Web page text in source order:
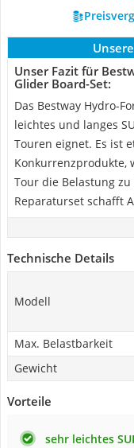
Unser Fazit für
Glider Board-Set:
Das Bestway Hydro-
leichtes und langes
Touren eignet. Es ist
Konkurrenzprodukte,
Tour die Belastung
Reparaturset schafft
Technische Details
Modell
Max. Belastbarkeit
Gewicht
Vorteile
sehr leichtes